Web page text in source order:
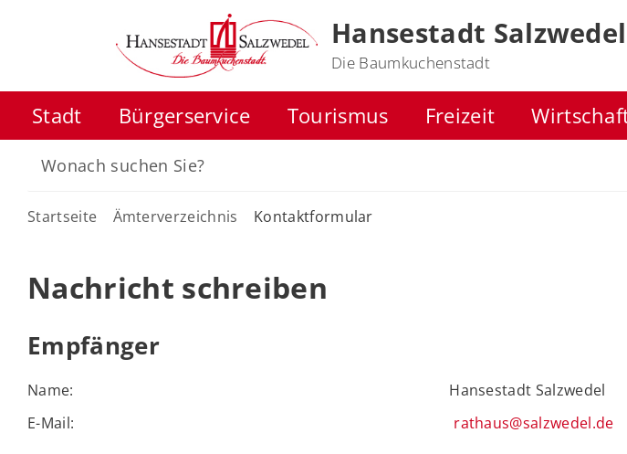
Hansestadt Salzwedel
Die Baumkuchenstadt
Stadt Bürgerservice Tourismus Freizeit
Startseite Ämterverzeichnis Kontaktformular
Nachricht schreiben
Empfänger
Name:
Hansestadt Salzwedel
E-Mail:
rathaus@salzwedel.de